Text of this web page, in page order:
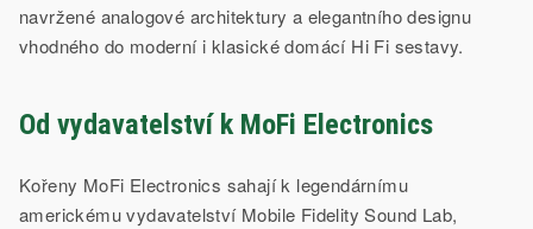
navržené analogové architektury a elegantního designu
vhodného do moderní i klasické domácí Hi Fi sestavy.
Od vydavatelství k MoFi Electronics
Kořeny MoFi Electronics sahají k legendárnímu
americkému vydavatelství Mobile Fidelity Sound Lab,